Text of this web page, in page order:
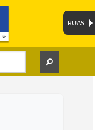
RUAS